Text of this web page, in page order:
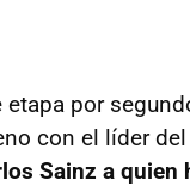
por
con el líder
Sainz a